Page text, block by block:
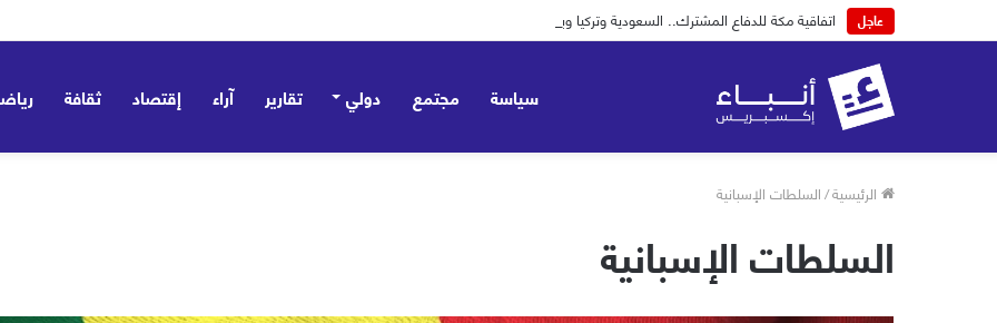
عاجل اتفاقية مكة للدفاع المشترك.. السعودية وتركيا وباكستان تؤسس مظلة ردع جماعي وتؤكد: ليست موجّهة ضد أي طرف – صور
سياسة مجتمع دولي تقارير آراء إقتصاد ثقافة
الرئيسية/السلطات الإسبانية
السلطات الإسبانية